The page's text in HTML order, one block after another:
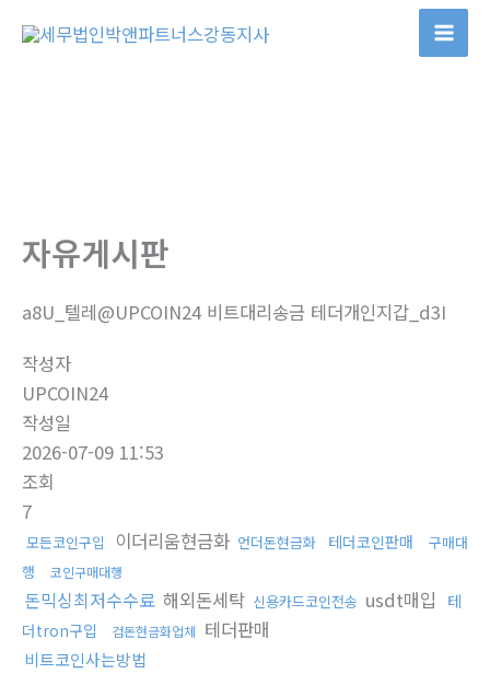
자유게시판
a8U_텔레@UPCOIN24 비트대리송금 테더개인지갑_d3I
작성자
UPCOIN24
작성일
2026-07-09 11:53
조회
7
모든코인구입 이더리움현금화 언더돈현금화 테더코인판매
구매대
행
코인구매대행
돈믹싱최저수수료 해외돈세탁 신용카드코인전송 usdt매입
테
더tron구입
검돈현금화업체 테더판매
비트코인사는방법